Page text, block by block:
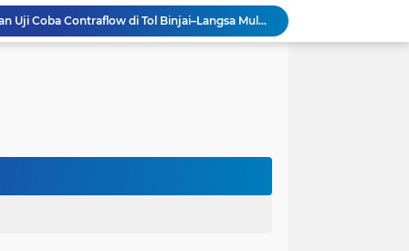
Hutama Karya Berlakukan Uji Coba Contraflow di Tol Binjai–Langsa Mulai 6 Agustus
TNI Terintegrasi 2026 di Lingga
Sidang Isbat Nikah di KJRI Johor Bahru, Pengadilan Agama Jakarta Pusat Kabulkan 25 Permohonan